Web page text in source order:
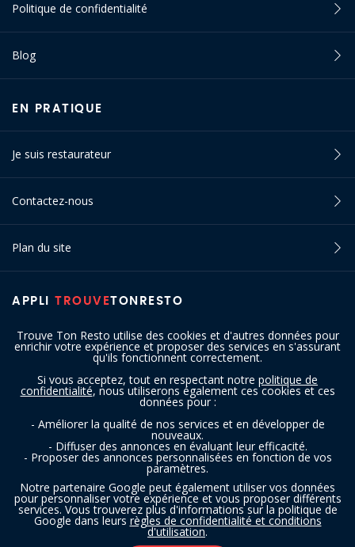
Trouve Ton Resto utilise des cookies et d'autres données pour
enrichir votre expérience et proposer des services en s'assurant
qu'ils fonctionnent correctement.
Si vous acceptez, tout en respectant notre politique de
confidentialité, nous utiliserons également ces cookies et ces
données pour :
- Améliorer la qualité de nos services et en développer de
nouveaux.
- Diffuser des annonces en évaluant leur efficacité.
- Proposer des annonces personnalisées en fonction de vos
paramètres.
Notre partenaire Google peut également utiliser vos données
pour personnaliser votre expérience et vous proposer différents
services. Vous trouverez plus d'informations sur la politique de
Google dans leurs règles de confidentialité et conditions
d'utilisation.
APPLI TROUVETONRESTO
Politique de confidentialité
Blog
EN PRATIQUE
Je suis restaurateur
Contactez-nous
Plan du site
SUIVEZ-NOUS
Copyright © 2016 - 2026 trouvetonresto.be ‐ Tous droits réservés | JDC
Resto SRL | Rue de Mettet 12 - 5640 Mettet (Belgique)